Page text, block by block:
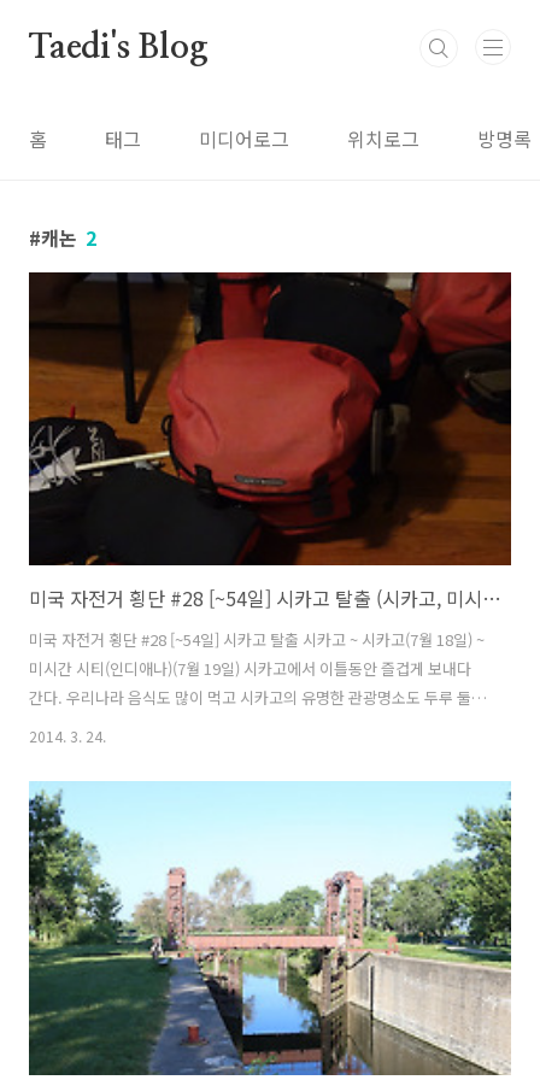
Taedi's Blog
홈 태그 미디어로그 위치로그 방명록
캐논 2
미국 자전거 횡단 #28 [~54일] 시카고 탈출 (시카고, 미시간시티)
미국 자전거 횡단 #28 [~54일] 시카고 탈출 시카고 ~ 시카고(7월 18일) ~
미시간 시티(인디애나)(7월 19일) 시카고에서 이틀동안 즐겁게 보내다
간다. 우리나라 음식도 많이 먹고 시카고의 유명한 관광명소도 두루 둘러
봤다. 오늘 시카고를 떠나기전 할일이 있는데 다 하고 난 다음 시카고를
내야 하고, 자전거 샵에 들러서 장갑도 사야 하고 어제 오라던 한인식당
도 가야 한다. 택배는 꼭 보내야 하는데 한인식당은 안가도 되긴 하지만
조금 고민이 된다. 유학생 출근시간에 맞춰서 채비를 하고 나왔다. 이틀
전에 인사드렸던 한인세탁소에 가서 간다는 말씀도 드리고 유학생과도
마지막 인사를 하고 헤어졌다. 아직 시간도 이르고 뭐부터 해야할지 고..
2014. 3. 24.